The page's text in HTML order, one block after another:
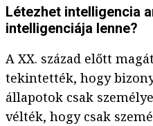
Létezhet intelligencia
intelligenciája lenne?
A XX. század előtt
tekintették, hogy
állapotok csak
vélték, hogy csak